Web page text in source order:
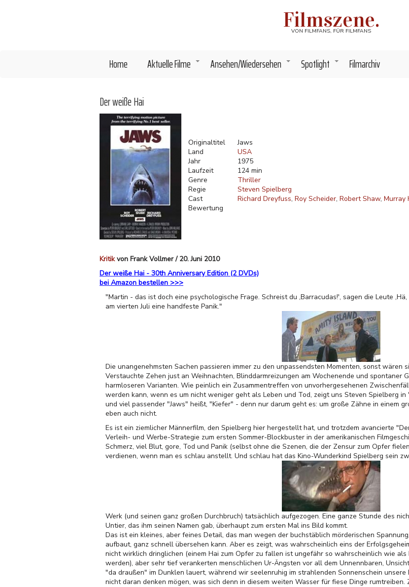
Filmszene.
VON FILMFANS, FÜR FILMFANS
Home +
Aktuelle Filme +
Ansehen/Wiedersehen +
Spotlight Filmarchiv
Der weiße Hai
Originaltitel
Jaws
Land
USA
Jahr
1975
Laufzeit
124 min
Genre
Thriller
Regie
Steven Spielberg
Cast
Richard Dreyfuss Roy Scheider Robert Shaw Murray
Bewertung
Kritikvon Frank Vollmer / 20. Juni 2010
Der weiße Hai - 30th Anniversary Edition (2 DVDs)
bei Amazon bestellen >>>
"Martin - das ist doch eine psychologische Frage. Schreist du ,Barracudas!', sagen die Leute
am vierten Juli eine handfeste Panik."
Die unangenehmsten Sachen passieren immer zu den unpassendsten Momenten, sonst wären
Verstauchte Zehen just an Weihnachten, Blinddarmreizungen am Wochenende und spontaner
harmloseren Varianten. Wie peinlich ein Zusammentreffen von unvorhergesehenen
werden kann, wenn es um nicht weniger geht als Leben und Tod, zeigt uns Steven Spielberg
und viel passender "Jaws" heißt, "Kiefer" - denn nur darum geht es: um große Zähne in einem
eben auch nicht.
Es ist ein ziemlicher Männerfilm, den Spielberg hier hergestellt hat, und trotzdem avancierte
Verleih- und Werbe-Strategie zum ersten Sommer-Blockbuster in der amerikanischen
Schmerz, viel Blut, gore, Tod und Panik (selbst ohne die Szenen, die der Zensur zum Opfer
verdienen, wenn man es schlau anstellt. Und schlau hat das Kino-Wunderkind Spielberg sein
Werk (und seinen ganz großen Durchbruch) tatsächlich aufgezogen. Eine ganze Stunde des
Untier, das ihm seinen Namen gab, überhaupt zum ersten Mal ins Bild kommt.
Das ist ein kleines, aber feines Detail, das man wegen der buchstäblich mörderischen
aufbaut, ganz schnell übersehen kann. Aber es zeigt, was wahrscheinlich eins der
nicht wirklich dringlichen (einem Hai zum Opfer zu fallen ist ungefähr so wahrscheinlich wie
werden), aber sehr tief verankerten menschlichen Ur-Ängsten vor all dem Unnennbaren,
"da draußen" im Dunklen lauert, während wir seelenruhig im strahlenden Sonnenschein
nicht daran denken mögen, was sich denn in diesem weiten Wasser für fiese Dinge